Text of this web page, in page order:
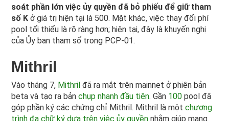
soát phần lớn việc ủy quyền đã bỏ phiếu để giữ tham
số K ở giá trị hiện tại là 500. Mặt khác, việc thay đổi phí
pool tối thiểu là rõ ràng hơn; hiện tại, đây là khuyến nghị
của Ủy ban tham số trong PCP-01.
Mithril
Vào tháng 7, Mithrilđã ra mắt trên mainnet ở phiên bản
beta và tạo ra bảnchụp nhanh đầu tiên. Gần 100pool đã
góp phần ký các chứng chỉ Mithril. Mithril là một chương
trình đa chữ ký dựa trên việc ủy quyềnnhằm giúp mạng